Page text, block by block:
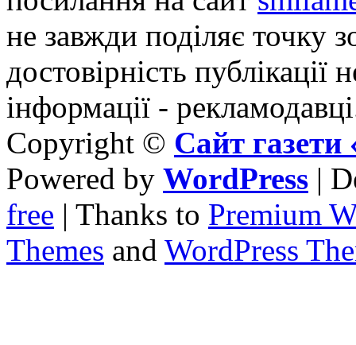
не завжди поділяє точку
достовірність публікації
інформації -
Copyright © Сайт
Powered by WordPress |
free | Thanks to Premium
Themes and WordPress